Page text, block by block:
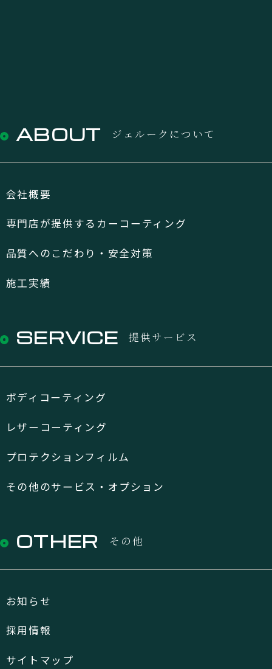
ABOUT ジェルークについて
会社概要
専門店が提供するカーコーティング
品質へのこだわり・安全対策
施工実績
SERVICE 提供サービス
ボディコーティング
レザーコーティング
プロテクションフィルム
その他のサービス・オプション
OTHER その他
お知らせ
採用情報
サイトマップ